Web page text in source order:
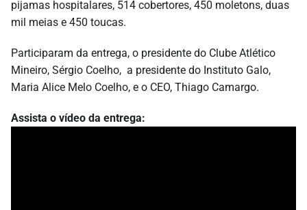
pijamas hospitalares, 514 cobertores, 450 moletons, duas
mil meias e 450 toucas.
Participaram da entrega, o presidente do Clube Atlético
Mineiro, Sérgio Coelho, a presidente do Instituto Galo,
Maria Alice Melo Coelho, e o CEO, Thiago Camargo.
Assista o vídeo da entrega: